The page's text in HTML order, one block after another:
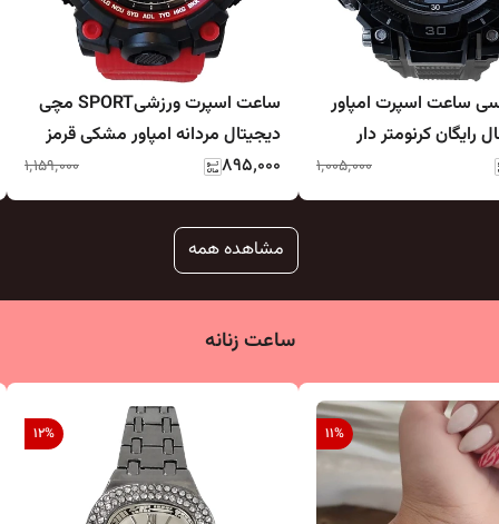
ساعت اسپرت امپاور
رایگان کرنومتر دار
حراج ساعت خطی
۱٬۰۰۵٬۰۰۰
ساعت اسپرت ورزشیSPORT مچی
دیجیتال مردانه امپاور مشکی قرمز
EMPOWER مقاوم در برابر آب
چراغدار کرنومتردار
۸۹۵٬۰۰۰ ۱٬۱۵۹٬۰۰۰
مشاهده همه
ساعت زنانه
11%
12%